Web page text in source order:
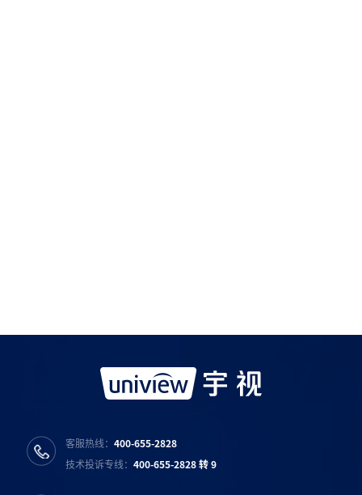
客服热线：400-655-2828
技术投诉专线：400-655-2828 转 9